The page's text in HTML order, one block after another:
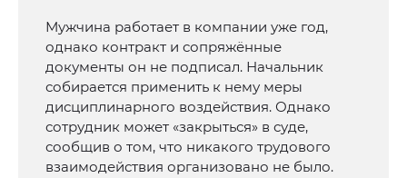
Мужчина работает в компании уже год,
однако контракт и сопряжённые
документы он не подписал. Начальник
собирается применить к нему меры
дисциплинарного воздействия. Однако
сотрудник может «закрыться» в суде,
сообщив о том, что никакого трудового
взаимодействия организовано не было.